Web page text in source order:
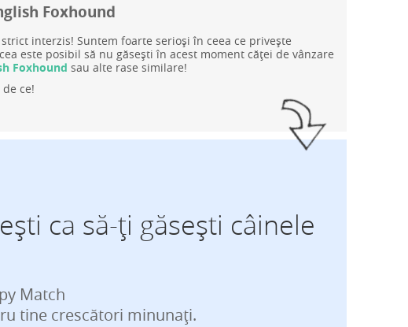
Foxhound
interzis! Suntem foarte serioși în ceea ce privește
este posibil să nu găsești în acest moment căței de vânzare
Foxhound sau alte rase similare!
ce!
ca să-ți găsești câinele
Match
tine crescători minunați.